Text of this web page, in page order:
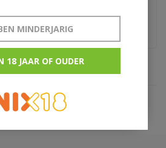
zeldzaam
MINDERJARIG
18 JAAR OF OUDER